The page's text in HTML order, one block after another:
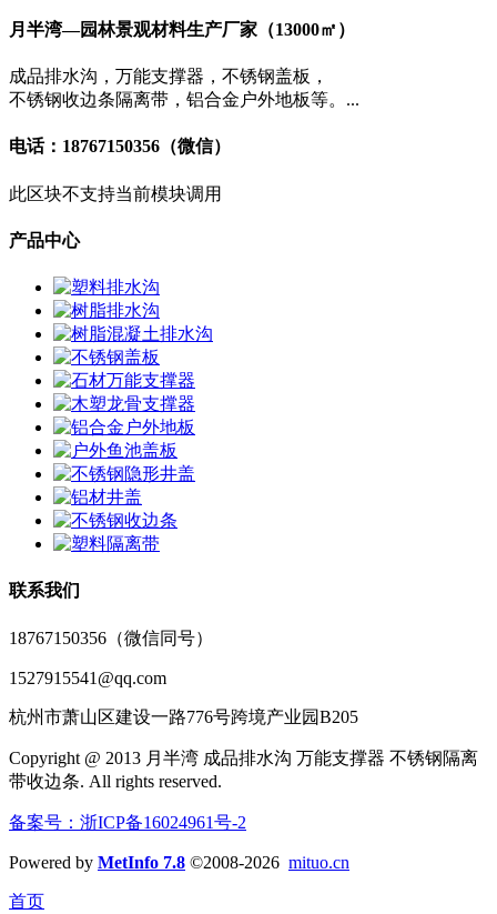
月半湾—园林景观材料生产厂家（13000㎡）
成品排水沟，万能支撑器，不锈钢盖板，
不锈钢收边条隔离带，铝合金户外地板等。...
电话：18767150356（微信）
此区块不支持当前模块调用
产品中心
联系我们
18767150356（微信同号）
1527915541@qq.com
杭州市萧山区建设一路776号跨境产业园B205
Copyright @ 2013 月半湾 成品排水沟 万能支撑器 不锈钢隔离
带收边条. All rights reserved.
备案号：浙ICP备16024961号-2
Powered by MetInfo 7.8 ©2008-2026 mituo.cn
首页